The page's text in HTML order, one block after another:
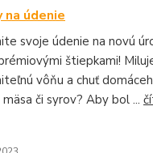
údenie
svoje údenie na novú
štiepkami!
vôňu a chuť
či syrov? Aby bol ...